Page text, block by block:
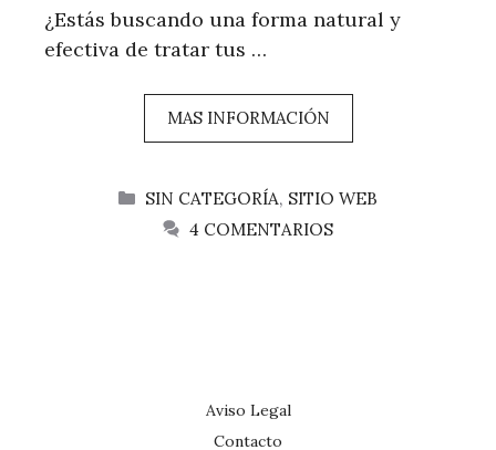
¿Estás buscando una forma natural y
efectiva de tratar tus …
MAS INFORMACIÓN
CATEGORÍAS
SIN CATEGORÍA, SITIO WEB
4 COMENTARIOS
Aviso Legal
Contacto